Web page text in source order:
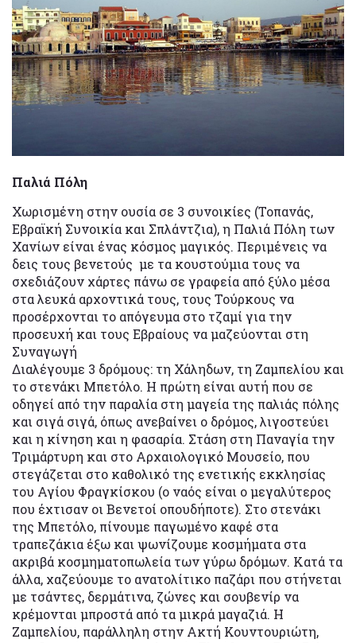
Παλιά Πόλη
Χωρισμένη στην ουσία σε 3 συνοικίες (Τοπανάς,
Εβραϊκή Συνοικία και Σπλάντζια), η Παλιά Πόλη των
Χανίων είναι ένας κόσμος μαγικός. Περιμένεις να
δεις τους βενετούς με τα κουστούμια τους να
σχεδιάζουν χάρτες πάνω σε γραφεία από ξύλο μέσα
στα λευκά αρχοντικά τους, τους Τούρκους να
προσέρχονται το απόγευμα στο τζαμί για την
προσευχή και τους Εβραίους να μαζεύονται στη
Συναγωγή
Διαλέγουμε 3 δρόμους: τη Χάληδων, τη Ζαμπελίου και
το στενάκι Μπετόλο. Η πρώτη είναι αυτή που σε
οδηγεί από την παραλία στη μαγεία της παλιάς πόλης
και σιγά σιγά, όπως ανεβαίνει ο δρόμος, λιγοστεύει
και η κίνηση και η φασαρία. Στάση στη Παναγία την
Τριμάρτυρη και στο Αρχαιολογικό Μουσείο, που
στεγάζεται στο καθολικό της ενετικής εκκλησίας
του Αγίου Φραγκίσκου (ο ναός είναι ο μεγαλύτερος
που έχτισαν οι Βενετοί οπουδήποτε). Στο στενάκι
της Μπετόλο, πίνουμε παγωμένο καφέ στα
τραπεζάκια έξω και ψωνίζουμε κοσμήματα στα
ακριβά κοσμηματοπωλεία των γύρω δρόμων. Κατά τα
άλλα, χαζεύουμε το ανατολίτικο παζάρι που στήνεται
με τσάντες, δερμάτινα, ζώνες και σουβενίρ να
κρέμονται μπροστά από τα μικρά μαγαζιά. Η
Ζαμπελίου, παράλληλη στην Ακτή Κουντουριώτη,